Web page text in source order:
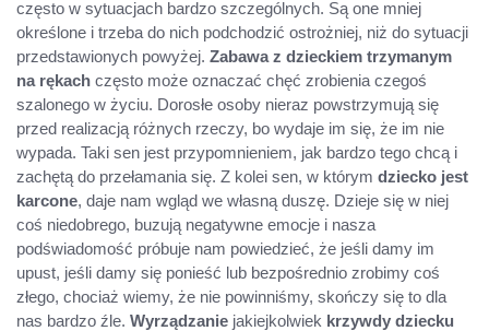
często w sytuacjach bardzo szczególnych. Są one mniej
określone i trzeba do nich podchodzić ostrożniej, niż do sytuacji
przedstawionych powyżej. Zabawa z dzieckiem trzymanym
na rękach często może oznaczać chęć zrobienia czegoś
szalonego w życiu. Dorosłe osoby nieraz powstrzymują się
przed realizacją różnych rzeczy, bo wydaje im się, że im nie
wypada. Taki sen jest przypomnieniem, jak bardzo tego chcą i
zachętą do przełamania się. Z kolei sen, w którym dziecko jest
karcone, daje nam wgląd we własną duszę. Dzieje się w niej
coś niedobrego, buzują negatywne emocje i nasza
podświadomość próbuje nam powiedzieć, że jeśli damy im
upust, jeśli damy się ponieść lub bezpośrednio zrobimy coś
złego, chociaż wiemy, że nie powinniśmy, skończy się to dla
nas bardzo źle. Wyrządzanie jakiejkolwiek krzywdy dziecku